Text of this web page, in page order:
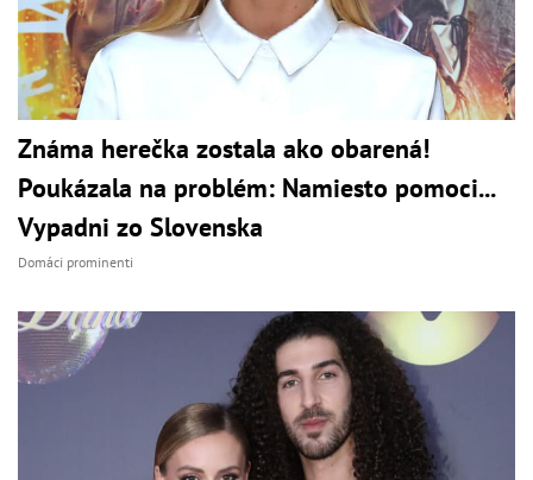
Známa herečka zostala ako obarená!
Poukázala na problém: Namiesto pomoci...
Vypadni zo Slovenska
Domáci prominenti